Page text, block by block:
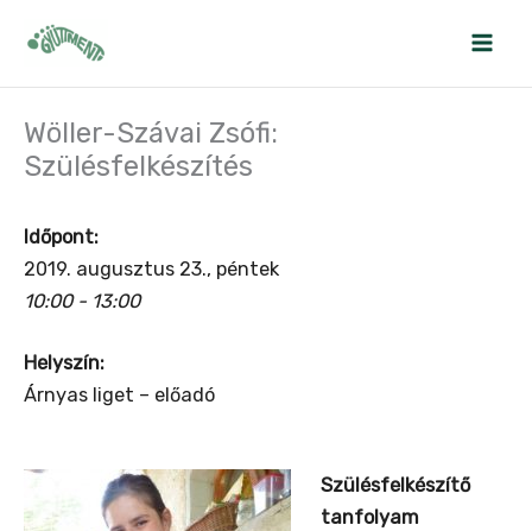
Wöller-Szávai Zsófi:
Szülésfelkészítés
Időpont:
2019. augusztus 23., péntek
10:00 - 13:00
Helyszín:
Árnyas liget – előadó
Szülésfelkészítő
tanfolyam